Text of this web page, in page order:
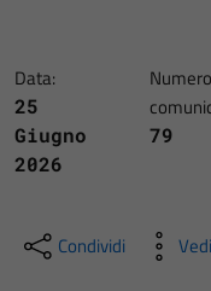
Data:
25
Giugno
2026
Numero
79
Condividi